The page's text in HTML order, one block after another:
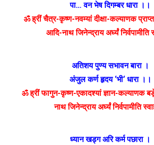
पा… वन भेष दिगम्बर धारा ।।
ॐ ह्रीं चैत्र-कृष्ण-नवम्यां दीक्षा-कल्याणक
आदि-नाथ जिनेन्द्राय अर्घ्यं निर्वपामीति
अतिशय पुण्य सभावन बारा ।
अंजुल कर्ण हृदय ‘भी‘ धारा ।।
ॐ ह्रीं फागुन-कृष्ण-एकादश्यां ज्ञान-कल्याणक
नाथ जिनेन्द्राय अर्घ्यं निर्वपामीति
ध्यान खड्ग अरि कर्म पछारा ।